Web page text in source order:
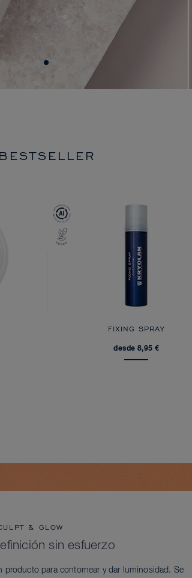
BESTSELLER
FIXING SPRAY
desde 8,95 €
& GLOW
sin esfuerzo
producto para contornear y dar luminosidad. Se